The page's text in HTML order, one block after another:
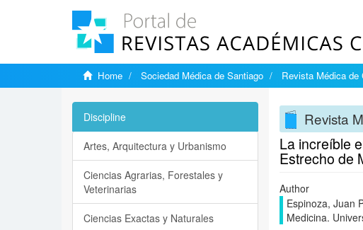
Home Sociedad Médica de Santiago Revista Médica de
Revista
La increíble
Estrecho de
Author
Espinoza, Juan
Medicina.
Discipline
Artes, Arquitectura y Urbanismo
Ciencias Agrarias, Forestales y
Veterinarias
Ciencias Exactas y Naturales